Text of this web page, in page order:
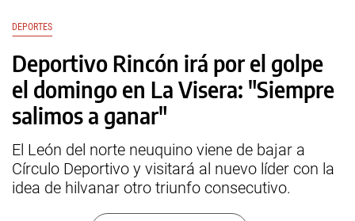
DEPORTES
Deportivo Rincón irá por el golpe
el domingo en La Visera: "Siempre
salimos a ganar"
El León del norte neuquino viene de bajar a
Círculo Deportivo y visitará al nuevo líder con la
idea de hilvanar otro triunfo consecutivo.